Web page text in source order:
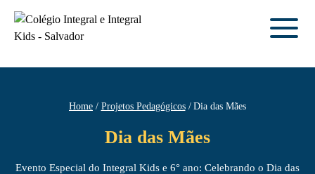
Home Projetos Pedagógicos Dia das Mães
Dia das Mães
Evento Especial do Integral Kids e 6° ano: Celebrando o Dia das